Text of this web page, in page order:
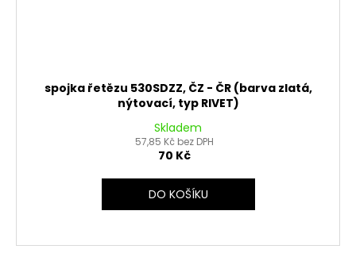
spojka řetězu 530SDZZ, ČZ - ČR (barva zlatá,
nýtovací, typ RIVET)
Skladem
57,85 Kč bez DPH
70 Kč
DO KOŠÍKU